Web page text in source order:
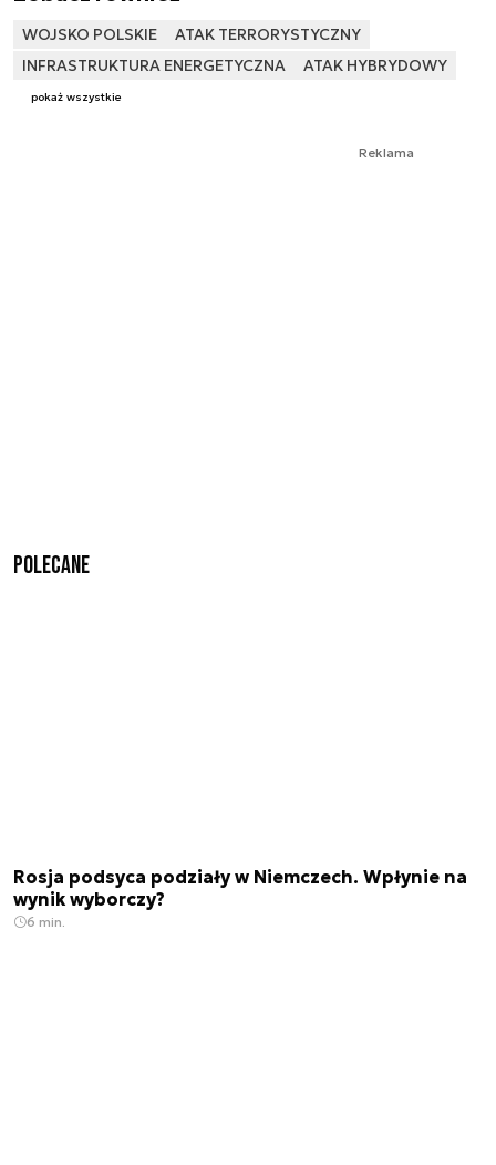
WOJSKO POLSKIE
ATAK TERRORYSTYCZNY
INFRASTRUKTURA ENERGETYCZNA
ATAK HYBRYDOWY
pokaż wszystkie
Reklama
Polecane
Rosja podsyca podziały w Niemczech. Wpłynie na
wynik wyborczy?
6 min.